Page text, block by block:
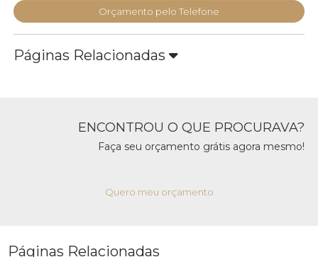
Orçamento pelo Telefone
Páginas Relacionadas
ENCONTROU O QUE PROCURAVA?
Faça seu orçamento grátis agora mesmo!
Quero meu orçamento
Páginas Relacionadas